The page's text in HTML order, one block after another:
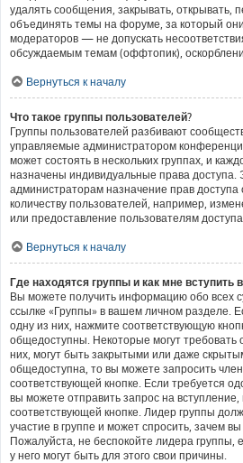
удалять сообщения, закрывать, открывать,
объединять темы на форуме, за который
модераторов — не допускать
обсуждаемым темам (оффтопик),
Вернуться к началу
Что такое группы пользователей?
Группы пользователей разбивают
управляемые администратором
может состоять в нескольких группах, и
назначены индивидуальные права доступа.
администраторам назначение прав
количеству пользователей, например,
или предоставление пользователям
Вернуться к началу
Где находятся группы и как мне вступить
Вы можете получить информацию обо всех
ссылке «Группы» в вашем личном разделе.
одну из них, нажмите соответствующую
общедоступны. Некоторые могут требовать
них, могут быть закрытыми или даже
общедоступна, то вы можете запросить
соответствующей кнопке. Если требуется
вы можете отправить запрос на
соответствующей кнопке. Лидер группы
участие в группе и может спросить, зачем
Пожалуйста, не беспокойте лидера группы,
у него могут быть для этого свои причины.